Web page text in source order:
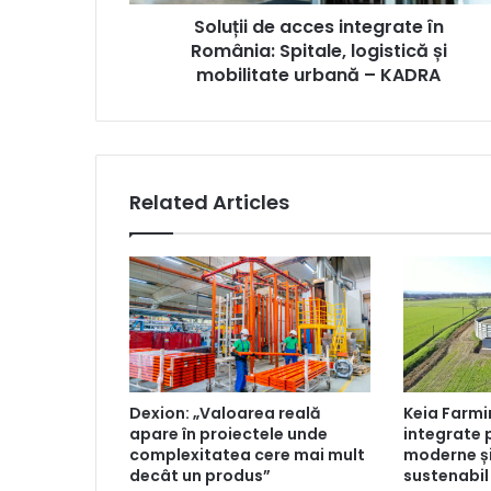
Soluții de acces integrate în
România: Spitale, logistică și
mobilitate urbană – KADRA
Related Articles
Dexion: „Valoarea reală
apare în proiectele unde
complexitatea cere mai mult
decât un produs”
Keia
integrate
moderne